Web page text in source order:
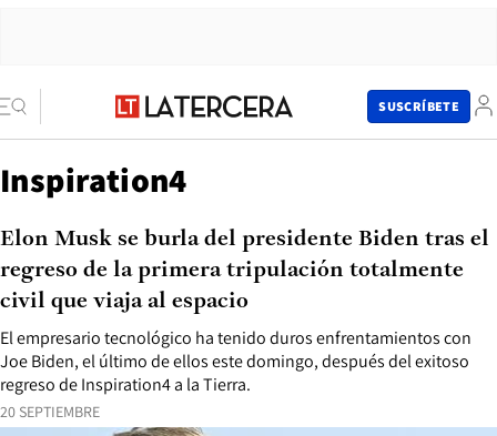
SUSCRÍBETE
Inspiration4
20 SEPTIEMBRE
El empresario tecnológico ha tenido duros enfrentamientos con
Joe Biden, el último de ellos este domingo, después del exitoso
regreso de Inspiration4 a la Tierra.
Elon Musk se burla del presidente Biden tras el
regreso de la primera tripulación totalmente
civil que viaja al espacio